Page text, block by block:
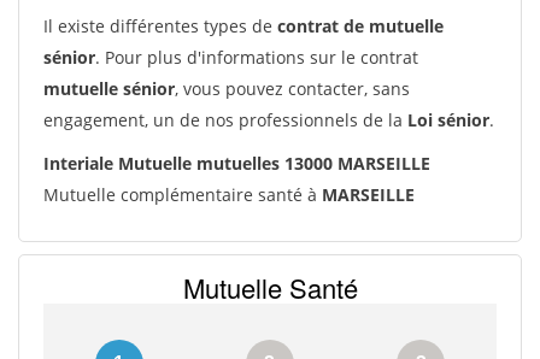
Il existe différentes types de contrat de mutuelle
sénior. Pour plus d'informations sur le contrat
mutuelle sénior, vous pouvez contacter, sans
engagement, un de nos professionnels de la Loi sénior.
Interiale Mutuelle mutuelles 13000 MARSEILLE
Mutuelle complémentaire santé à MARSEILLE